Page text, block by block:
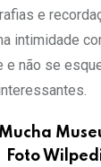
e
intimidade
e não se
Mucha
Foto